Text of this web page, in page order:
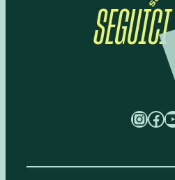
SEGUICI
InstagramFacebook YouTube